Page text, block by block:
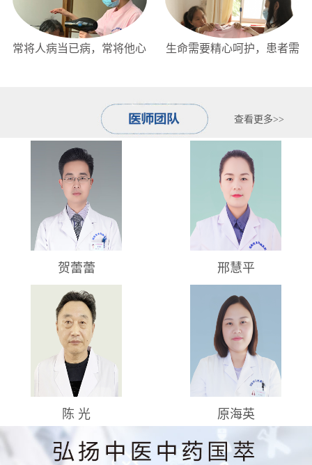
常将人病当已病，常将他心
生命需要精心呵护，患者需
查看更多>>
贺蕾蕾
陈 光
邢慧平
原海英